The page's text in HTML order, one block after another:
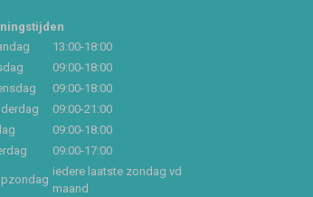
13:00-18:00
09:00-18:00
09:00-18:00
09:00-21:00
09:00-18:00
09:00-17:00
iedere laatste zondag vd
maand